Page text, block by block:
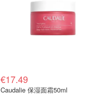
€17.49
Caudalie 保湿面霜50ml